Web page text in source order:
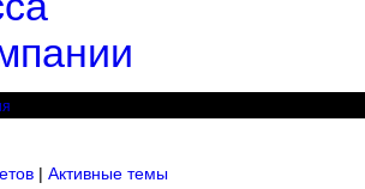
| Активные темы